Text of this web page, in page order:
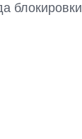
блокировки